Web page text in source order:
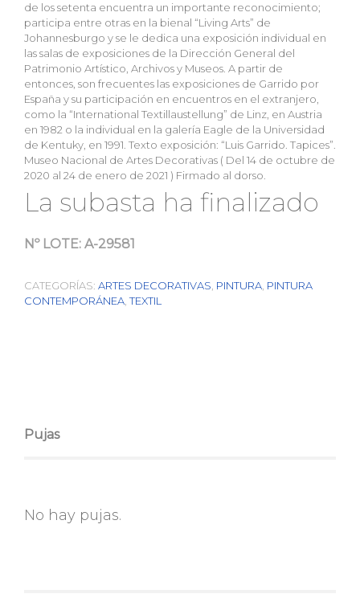
de los setenta encuentra un importante reconocimiento;
participa entre otras en la bienal “Living Arts” de
Johannesburgo y se le dedica una exposición individual en
las salas de exposiciones de la Dirección General del
Patrimonio Artístico, Archivos y Museos. A partir de
entonces, son frecuentes las exposiciones de Garrido por
España y su participación en encuentros en el extranjero,
como la “International Textillaustellung” de Linz, en Austria
en 1982 o la individual en la galería Eagle de la Universidad
de Kentuky, en 1991. Texto exposición: “Luis Garrido. Tapices”.
Museo Nacional de Artes Decorativas ( Del 14 de octubre de
2020 al 24 de enero de 2021 ) Firmado al dorso.
La subasta ha finalizado
Nº LOTE: A-29581
CATEGORÍAS: ARTES DECORATIVAS, PINTURA, PINTURA
CONTEMPORÁNEA,TEXTIL
Pujas
No hay pujas.